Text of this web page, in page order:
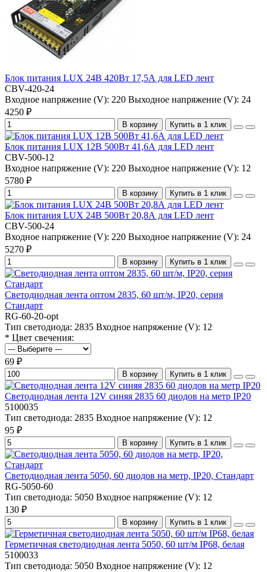
Блок питания LUX 24В 420Вт 17,5А для LED лент
CBV-420-24
Входное напряжение (V): 220 Выходное напряжение (V): 24
4250 ₽
В корзину Купить в 1 клик
Блок питания LUX 12В 500Вт 41,6А для LED лент
CBV-500-12
Входное напряжение (V): 220 Выходное напряжение (V): 12
5780 ₽
В корзину Купить в 1 клик
Блок питания LUX 24В 500Вт 20,8А для LED лент
CBV-500-24
Входное напряжение (V): 220 Выходное напряжение (V): 24
5270 ₽
В корзину Купить в 1 клик
Светодиодная лента оптом 2835, 60 шт/м, IP20, серия
Стандарт
RG-60-20-opt
Тип светодиода: 2835 Входное напряжение (V): 12
* Цвет свечения:
69 ₽
В корзину Купить в 1 клик
Светодиодная лента 12V синяя 2835 60 диодов на метр IP20
5100035
Тип светодиода: 2835 Входное напряжение (V): 12
95 ₽
В корзину Купить в 1 клик
Светодиодная лента 5050, 60 диодов на метр, IP20, Стандарт
RG-5050-60
Тип светодиода: 5050 Входное напряжение (V): 12
130 ₽
В корзину Купить в 1 клик
Герметичная светодиодная лента 5050, 60 шт/м IP68, белая
5100033
Тип светодиода: 5050 Входное напряжение (V): 12